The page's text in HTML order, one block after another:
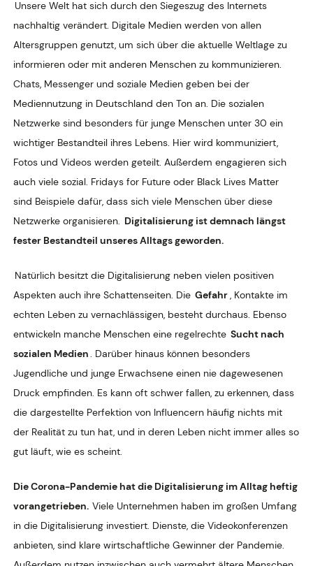
Unsere Welt hat sich durch den Siegeszug des Internets
nachhaltig verändert. Digitale Medien werden von allen
Altersgruppen genutzt, um sich über die aktuelle Weltlage zu
informieren oder mit anderen Menschen zu kommunizieren.
Chats, Messenger und soziale Medien geben bei der
Mediennutzung in Deutschland den Ton an. Die sozialen
Netzwerke sind besonders für junge Menschen unter 30 ein
wichtiger Bestandteil ihres Lebens. Hier wird kommuniziert,
Fotos und Videos werden geteilt. Außerdem engagieren sich
auch viele sozial. Fridays for Future oder Black Lives Matter
sind Beispiele dafür, dass sich viele Menschen über diese
Netzwerke organisieren. Digitalisierung ist demnach längst
fester Bestandteil unseres Alltags geworden.
Natürlich besitzt die Digitalisierung neben vielen positiven
Aspekten auch ihre Schattenseiten. Die Gefahr, Kontakte im
echten Leben zu vernachlässigen, besteht durchaus. Ebenso
entwickeln manche Menschen eine regelrechte Sucht nach
sozialen Medien. Darüber hinaus können besonders
Jugendliche und junge Erwachsene einen nie dagewesenen
Druck empfinden. Es kann oft schwer fallen, zu erkennen, dass
die dargestellte Perfektion von Influencern häufig nichts mit
der Realität zu tun hat, und in deren Leben nicht immer alles so
gut läuft, wie es scheint.
Die Corona-Pandemie hat die Digitalisierung im Alltag heftig
vorangetrieben. Viele Unternehmen haben im großen Umfang
in die Digitalisierung investiert. Dienste, die Videokonferenzen
anbieten, sind klare wirtschaftliche Gewinner der Pandemie.